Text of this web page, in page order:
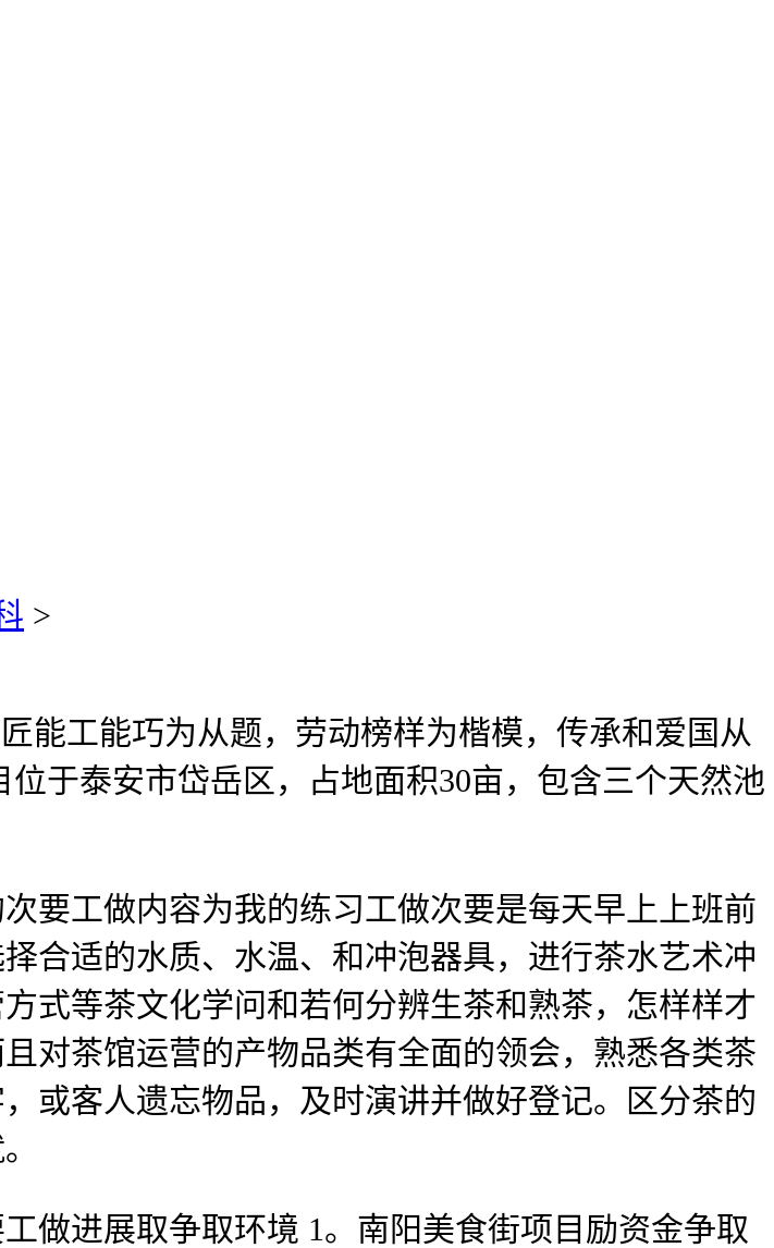
>
工能巧为从题，劳动榜样为楷模，传承和爱国从
于泰安市岱岳区，占地面积30亩，包含三个天然池
工做内容为我的练习工做次要是每天早上上班前
合适的水质、水温、和冲泡器具，进行茶水艺术冲
式等茶文化学问和若何分辨生茶和熟茶，怎样样才
对茶馆运营的产物品类有全面的领会，熟悉各类茶
或客人遗忘物品，及时演讲并做好登记。区分茶的
进展取争取环境 1。南阳美食街项目励资金争取